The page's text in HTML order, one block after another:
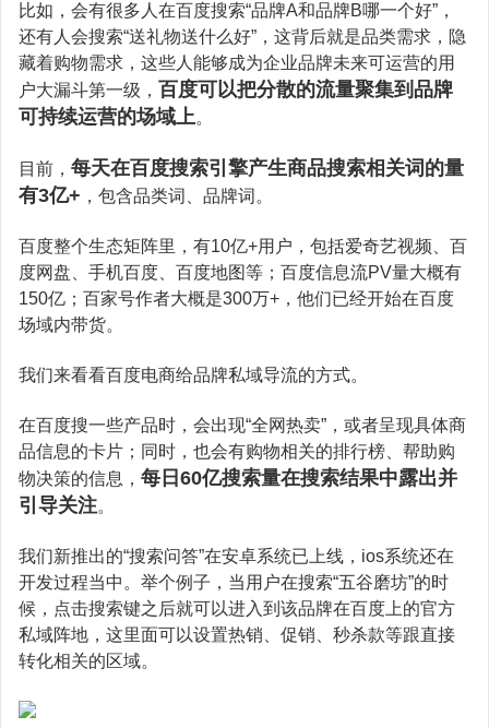
比如，会有很多人在百度搜索“品牌A和品牌B哪一个好”，
还有人会搜索“送礼物送什么好”，这背后就是品类需求，隐
藏着购物需求，这些人能够成为企业品牌未来可运营的用
户大漏斗第一级， 百度可以把分散的流量聚集到品牌
可持续运营的场域上。
目前， 每天在百度搜索引擎产生商品搜索相关词的量
有3亿+ ，包含品类词、品牌词。
百度整个生态矩阵里，有10亿+用户，包括爱奇艺视频、百
度网盘、手机百度、百度地图等；百度信息流PV量大概有
150亿；百家号作者大概是300万+，他们已经开始在百度
场域内带货。
我们来看看百度电商给品牌私域导流的方式。
在百度搜一些产品时，会出现“全网热卖”，或者呈现具体商
品信息的卡片；同时，也会有购物相关的排行榜、帮助购
物决策的信息， 每日60亿搜索量在搜索结果中露出并
引导关注。
我们新推出的“搜索问答”在安卓系统已上线，ios系统还在
开发过程当中。举个例子，当用户在搜索“五谷磨坊”的时
候，点击搜索键之后就可以进入到该品牌在百度上的官方
私域阵地，这里面可以设置热销、促销、秒杀款等跟直接
转化相关的区域。